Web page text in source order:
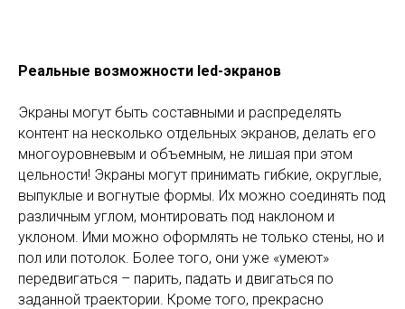
Реальные возможности led-экранов
Экраны могут быть составными и распределять
контент на несколько отдельных экранов, делать его
многоуровневым и объемным, не лишая при этом
цельности! Экраны могут принимать гибкие, округлые,
выпуклые и вогнутые формы. Их можно соединять под
различным углом, монтировать под наклоном и
уклоном. Ими можно оформлять не только стены, но и
пол или потолок. Более того, они уже «умеют»
передвигаться – парить, падать и двигаться по
заданной траектории. Кроме того, прекрасно